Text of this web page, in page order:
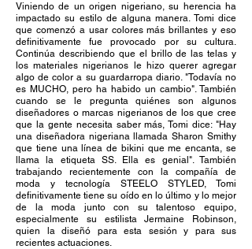
Viniendo de un origen nigeriano, su herencia ha
impactado su estilo de alguna manera. Tomi dice
que comenzó a usar colores más brillantes y eso
definitivamente fue provocado por su cultura.
Continúa describiendo que el brillo de las telas y
los materiales nigerianos le hizo querer agregar
algo de color a su guardarropa diario. "Todavía no
es MUCHO, pero ha habido un cambio". También
cuando se le pregunta quiénes son algunos
diseñadores o marcas nigerianos de los que cree
que la gente necesita saber más, Tomi dice: "Hay
una diseñadora nigeriana llamada Sharon Smithy
que tiene una línea de bikini que me encanta, se
llama la etiqueta SS. Ella es genial". También
trabajando recientemente con la compañía de
moda y tecnología STEELO STYLED, Tomi
definitivamente tiene su oído en lo último y lo mejor
de la moda junto con su talentoso equipo,
especialmente su estilista Jermaine Robinson,
quien la diseñó para esta sesión y para sus
recientes actuaciones.